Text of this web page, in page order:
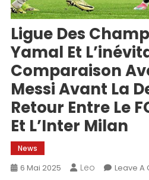
Ligue Des
Yamal Et
Comparaison
Messi Avant La
Retour Entre Le
Et L’Inter Milan
News
6 Mai 2025 Leo Leave A